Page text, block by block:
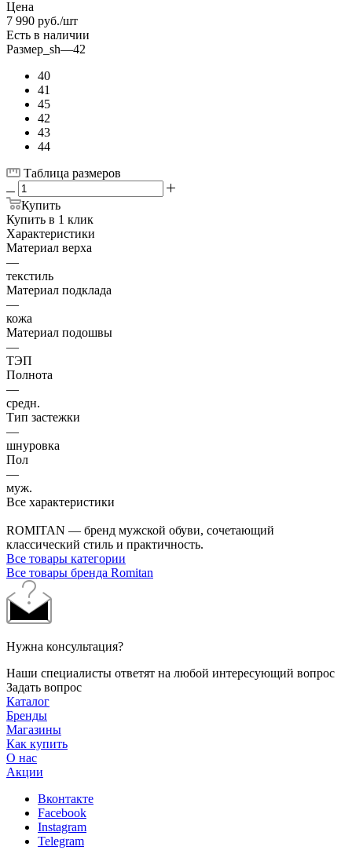
Цена
7 990 руб./шт
Есть в наличии
Размер_sh—42
40
41
45
42
43
44
Таблица размеров
Купить
Купить в 1 клик
Характеристики
Материал верха
—
текстиль
Материал подклада
—
кожа
Материал подошвы
—
ТЭП
Полнота
—
средн.
Тип застежки
—
шнуровка
Пол
—
муж.
Все характеристики
ROMITAN — бренд мужской обуви, сочетающий
классический стиль и практичность.
Все товары категории
Все товары бренда Romitan
Нужна консультация?
Наши специалисты ответят на любой интересующий вопрос
Задать вопрос
Каталог
Бренды
Магазины
Как купить
О нас
Акции
Вконтакте
Facebook
Instagram
Telegram